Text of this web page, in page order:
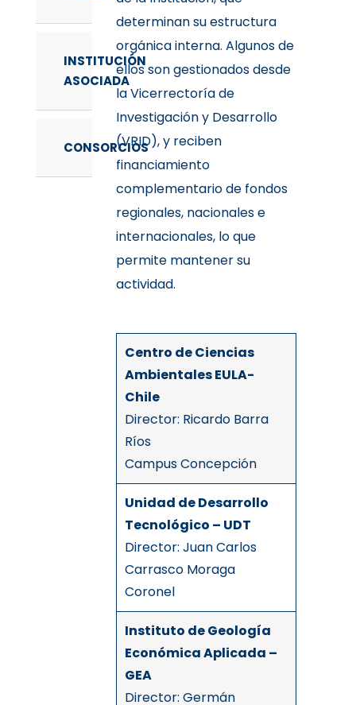
INSTITUCIÓN
ASOCIADA
CONSORCIOS
determinan su estructura
orgánica interna. Algunos de
ellos son gestionados desde
la Vicerrectoría de
Investigación y Desarrollo
(VRID), y reciben
financiamiento
complementario de fondos
regionales, nacionales e
internacionales, lo que
permite mantener su
actividad.
Centro de Ciencias
Ambientales EULA-
Chile
Director: Ricardo Barra
Ríos
Campus Concepción
Unidad de Desarrollo
Tecnológico – UDT
Director: Juan Carlos
Carrasco Moraga
Coronel
Instituto de Geología
Económica Aplicada –
GEA
Director:Germán